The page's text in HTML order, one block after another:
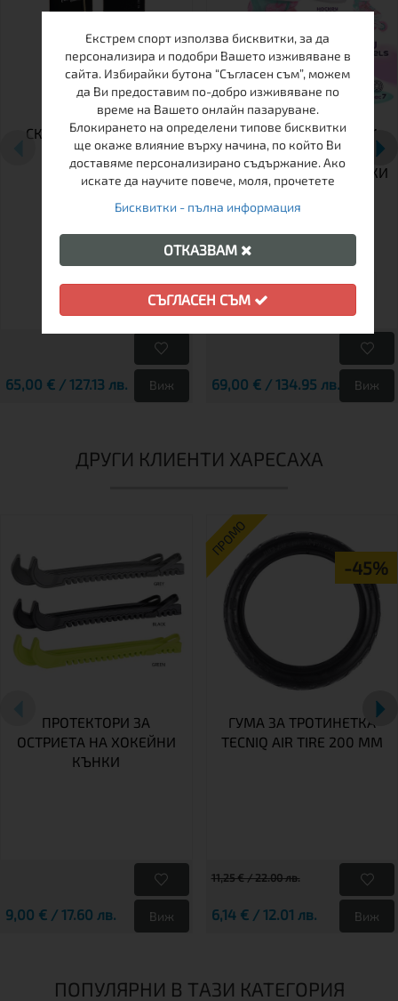
СКЕЙТБОРД TEMPISH
EMPTY
65,00 € / 127.13 лв. Виж
ДЕТСКИ РЕГУЛИРУЕМИ
КЪНКИ TEMPISH TRILO 4
В 1 GIRL – РОЛЕРИ, КЪНКИ
ЗА ЛЕД И РОЛКОВИ
КЪНКИ В ЕДНО
26-29 30-33 34-37
69,00 € / 134.95 лв. Виж
ДРУГИ КЛИЕНТИ ХАРЕСАХА
ПРОТЕКТОРИ ЗА
ОСТРИЕТА НА ХОКЕЙНИ
КЪНКИ
9,00 € / 17.60 лв. Виж
ПРОМО
-45%
ГУМА ЗА ТРОТИНЕТКА
TECNIQ AIR TIRE 200 MM
11,25 € / 22.00 лв.
6,14 € / 12.01 лв. Виж
ПОПУЛЯРНИ В ТАЗИ КАТЕГОРИЯ
Екстрем спорт използва бисквитки, за да
персонализира и подобри Вашето изживяване в
сайта. Избирайки бутона “Съгласен съм”, можем
да Ви предоставим по-добро изживяване по
време на Вашето онлайн пазаруване.
Блокирането на определени типове бисквитки
ще окаже влияние върху начина, по който Ви
доставяме персонализирано съдържание. Ако
искате да научите повече, моля, прочетете
Бисквитки - пълна информация
ОТКАЗВАМ
СЪГЛАСЕН СЪМ